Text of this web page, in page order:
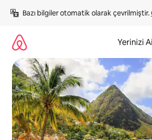
atla
Bazı bilgiler otomatik olarak çevrilmiştir.
Yerinizi